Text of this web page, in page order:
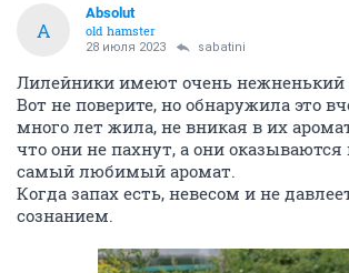
A
Absolut
old hamster
28 июля 2023 sabatini
Лилейники имеют очень нежненький
Вот не поверите, но обнаружила это
много лет жила, не вникая в их
что они не пахнут, а они
самый любимый аромат.
Когда запах есть, невесом и не
сознанием.